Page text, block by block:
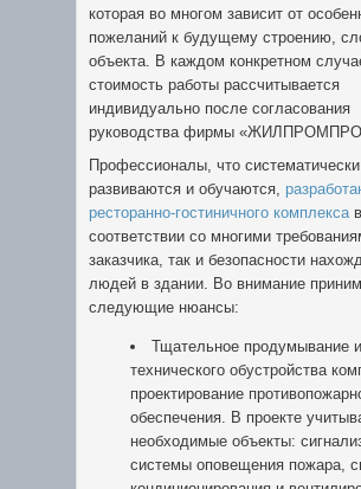
которая во многом зависит от
пожеланий к будущему строению,
объекта. В каждом конкретном
стоимость работы рассчитывается
индивидуально после согласования
руководства фирмы
Профессионалы, что систематически
развиваются и обучаются,
ресторанно-гостиничного комплексав
соответствии со многими
заказчика, так и безопасности
людей в здании. Во внимание
следующие нюансы:
Тщательное продумывание
технического обустройства
проектирование
обеспечения. В проекте
необходимые объекты:
системы оповещения пожара,